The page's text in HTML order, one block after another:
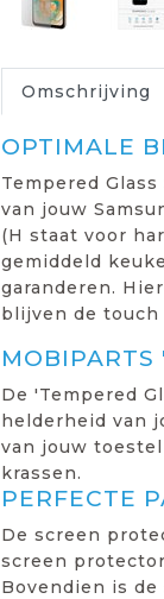
Omschrijving
OPTIMALE
Tempered
van jouw
(H staat voor
gemiddeld
garanderen.
blijven de
MOBIPARTS
De 'Tempered
helderheid van
van jouw
krassen.
PERFECTE
De screen
screen
Bovendien is